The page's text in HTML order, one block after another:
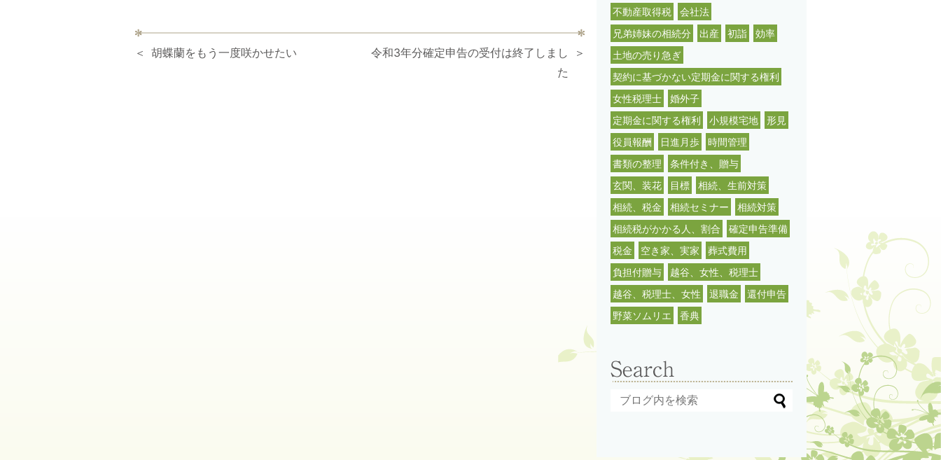
胡蝶蘭をもう一度咲かせたい
令和3年分確定申告の受付は終了しまし
た
不動産取得税
会社法
兄弟姉妹の相続分
出産 初詣
効率
土地の売り急ぎ
契約に基づかない定期金に関する権利
女性税理士
婚外子
定期金に関する権利
小規模宅地
形見
役員報酬
日進月歩
時間管理
書類の整理
条件付き、贈与
玄関、装花
目標
相続、生前対策
相続、税金
相続セミナー
相続対策
相続税がかかる人、割合
確定申告準備
税金
空き家、実家
葬式費用
負担付贈与
越谷、女性、税理士
越谷、税理士、女性
退職金
還付申告
野菜ソムリエ
香典